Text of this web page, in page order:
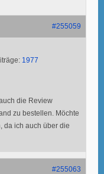
#255059
1977
die Review
zu bestellen. Möchte
da ich auch über die
#255063